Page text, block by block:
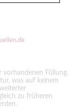
Füllung.
was auf keinem
zu früheren